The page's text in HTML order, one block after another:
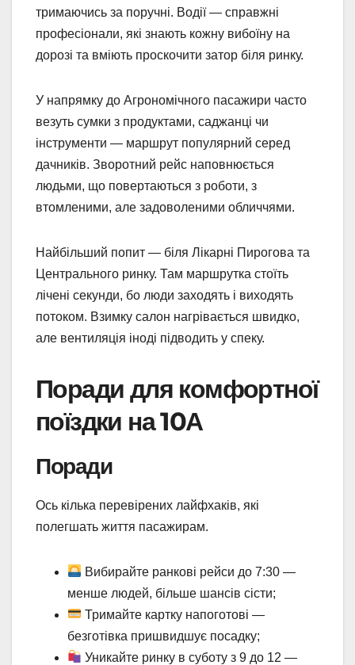
тримаючись за поручні. Водії — справжні
професіонали, які знають кожну вибоїну на
дорозі та вміють проскочити затор біля ринку.
У напрямку до Агрономічного пасажири часто
везуть сумки з продуктами, саджанці чи
інструменти — маршрут популярний серед
дачників. Зворотний рейс наповнюється
людьми, що повертаються з роботи, з
втомленими, але задоволеними обличчями.
Найбільший попит — біля Лікарні Пирогова та
Центрального ринку. Там маршрутка стоїть
лічені секунди, бо люди заходять і виходять
потоком. Взимку салон нагрівається швидко,
але вентиляція іноді підводить у спеку.
Поради для комфортної
поїздки на 10А
Поради
Ось кілька перевірених лайфхаків, які
полегшать життя пасажирам.
Вибирайте ранкові рейси до 7:30 —
менше людей, більше шансів сісти;
Тримайте картку напоготові —
безготівка пришвидшує посадку;
Уникайте ринку в суботу з 9 до 12 —